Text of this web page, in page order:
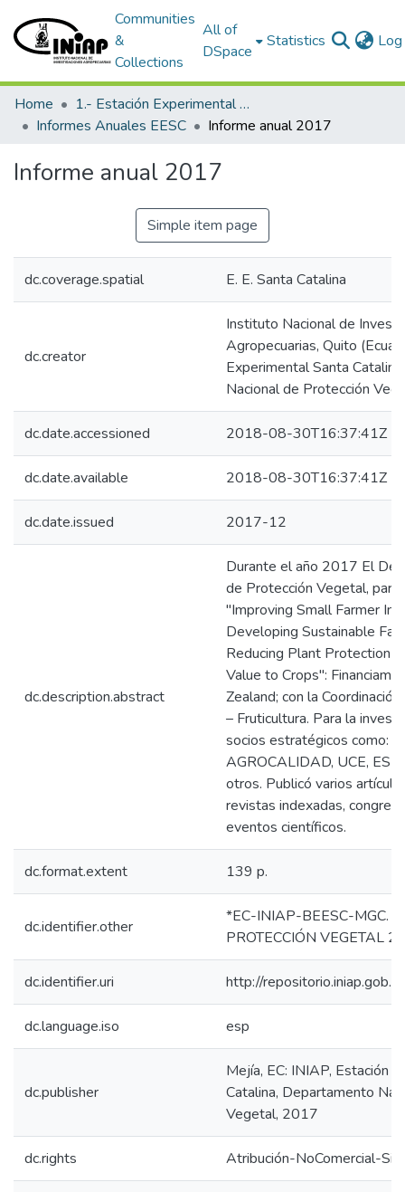
Communities
&
Collections
All of
DSpace
Statistics
Home
1.- Estación Experimental Santa Catalina
Informes Anuales EESC
Informe anual 2017
Informe anual 2017
Simple item page
dc.coverage.spatial E. E. Santa Catalina
dc.creator
Instituto Nacional de
Agropecuarias, Quito
Experimental Santa
Nacional de Protección
dc.date.accessioned 2018-08-30T16:37:41Z
dc.date.available 2018-08-30T16:37:41Z
dc.date.issued 2017-12
dc.description.abstract
Durante el año 2017 El
de Protección Vegetal,
"Improving Small Farmer
Developing Sustainable
Reducing Plant Protection
Value to Crops":
Zealand; con la
– Fruticultura. Para la
socios estratégicos como:
AGROCALIDAD, UCE,
otros. Publicó varios
revistas indexadas,
eventos científicos.
dc.format.extent 139 p.
dc.identifier.other
*EC-INIAP-BEESC-MGC.
PROTECCIÓN VEGETAL
dc.identifier.uri http://
dc.language.iso esp
dc.publisher
Mejía, EC: INIAP, Estación
Catalina, Departamento
Vegetal, 2017
dc.rights Atribución-NoComercial-